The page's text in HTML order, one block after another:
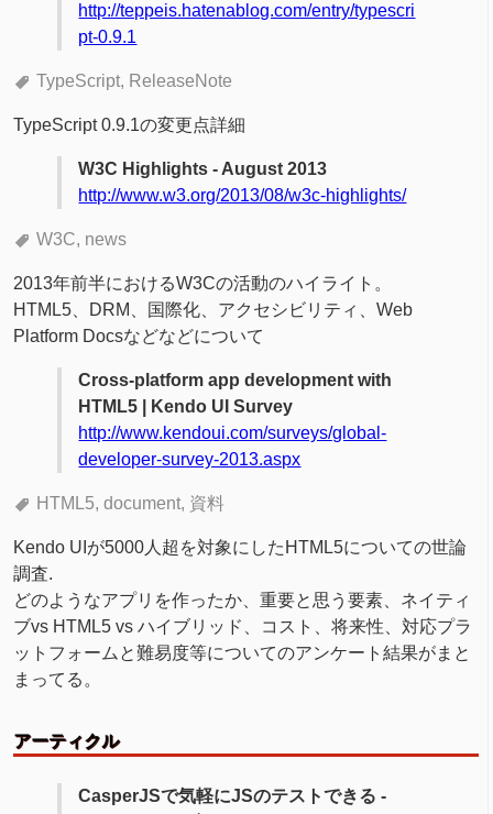
http://teppeis.hatenablog.com/entry/typescri
pt-0.9.1
TypeScript ReleaseNote
TypeScript 0.9.1の変更点詳細
W3C Highlights - August 2013
http://www.w3.org/2013/08/w3c-highlights/
W3C news
2013年前半におけるW3Cの活動のハイライト。
HTML5、DRM、国際化、アクセシビリティ、Web
Platform Docsなどなどについて
Cross-platform app development with
HTML5 | Kendo UI Survey
http://www.kendoui.com/surveys/global-
developer-survey-2013.aspx
HTML5 document 資料
Kendo UIが5000人超を対象にしたHTML5についての世論
調査.
どのようなアプリを作ったか、重要と思う要素、ネイティ
ブvs HTML5 vs ハイブリッド、コスト、将来性、対応プラ
ットフォームと難易度等についてのアンケート結果がまと
まってる。
アーティクル
CasperJSで気軽にJSのテストできる -